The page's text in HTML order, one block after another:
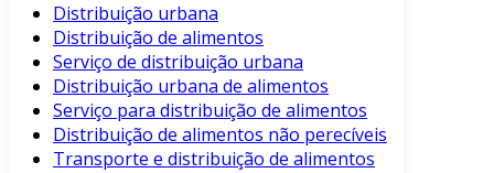
Distribuição urbana
Distribuição de alimentos
Serviço de distribuição urbana
Distribuição urbana de alimentos
Serviço para distribuição de alimentos
Distribuição de alimentos não perecíveis
Transporte e distribuição de alimentos